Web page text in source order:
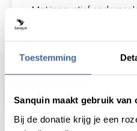
Toestemming
Sanquin maakt gebruik van
Bij de donatie krijg je een
Met innovatief
diagnostiek en
waar nu nog geen
vandaag ontdekken is